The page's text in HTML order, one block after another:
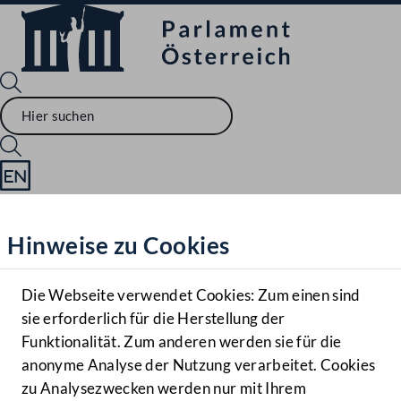
Hilfe
Benutzer
Navigationsmenü öffnen
MENÜ
Hinweise zu Cookies
Die Webseite verwendet Cookies: Zum einen sind
sie erforderlich für die Herstellung der
Funktionalität. Zum anderen werden sie für die
anonyme Analyse der Nutzung verarbeitet. Cookies
zu Analysezwecken werden nur mit Ihrem